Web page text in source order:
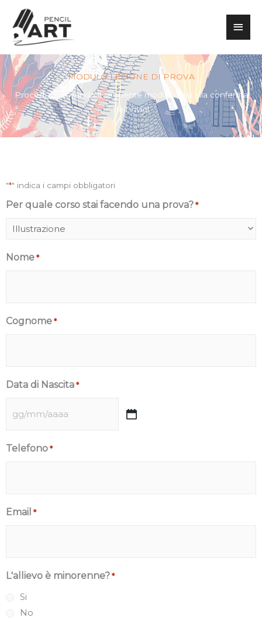
contenuto
MODULO LEZIONE DI PROVA
Procedi compilando il seguente modulo fino alla conferma
dell’invio!
"*" indica i campi obbligatori
Per quale corso stai facendo una prova? *
Nome *
Cognome *
Data di Nascita *
GG
MM
AAAA
Telefono *
Email *
L'allievo è minorenne? *
Si
No